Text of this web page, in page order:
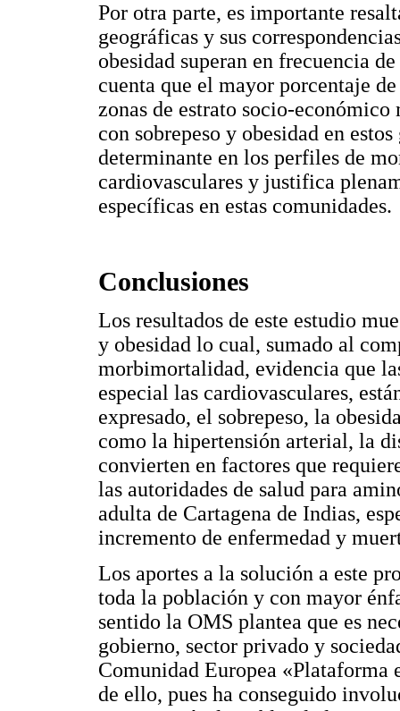
Por otra parte, es importante
geográficas y sus
obesidad superan en frecuencia
cuenta que el mayor porcentaje
zonas de estrato socio-económico
con sobrepeso y obesidad en
determinante en los perfiles de
cardiovasculares y justifica
específicas en estas comunidades.
Conclusiones
Los resultados de este estudio
y obesidad lo cual, sumado al
morbimortalidad, evidencia que
especial las cardiovasculares,
expresado, el sobrepeso, la
como la hipertensión arterial, la
convierten en factores que
las autoridades de salud para
adulta de Cartagena de Indias,
incremento de enfermedad y
Los aportes a la solución a este
toda la población y con mayor
sentido la OMS plantea que es
gobierno, sector privado y
Comunidad Europea
de ello, pues ha conseguido